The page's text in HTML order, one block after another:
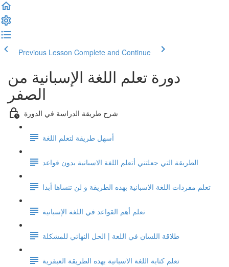
Previous Lesson Complete and Continue
دورة تعلم اللغة الإسبانية من
الصفر
شرح طريقة الدراسة في الدورة
أسهل طريقة لتعلم اللغة
الطريقة التي جعلتني أتعلم اللغة الاسبانية بدون قواعد
تعلم مفردات اللغة الاسبانية بهده الطريقة و لن تنساها أبدا
تعلم أهم القواعد في اللغة الإسبانية
طلاقة اللسان في اللغة | الحل النهائي للمشكلة
تعلم كتابة اللغة الاسبانية بهده الطريقة العبقرية